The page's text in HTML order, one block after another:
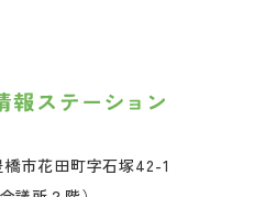
市花田町字石塚42-1